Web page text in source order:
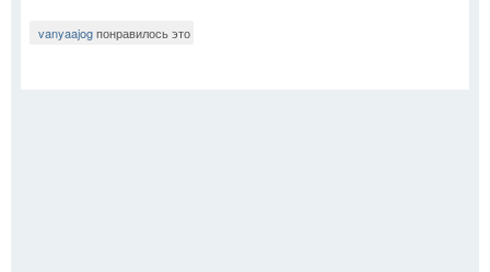
vanyaajogпонравилось это